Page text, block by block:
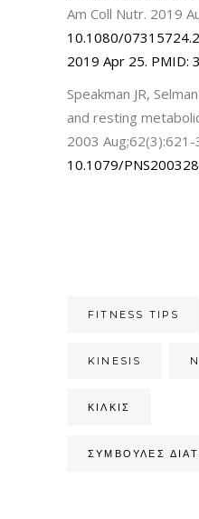
Am Coll Nutr. 2019
10.1080/
2019 Apr 25. PMID:
Speakman JR,
and resting
2003 Aug;62(3):621-
10.1079/
FITNESS TIPS
KINESIS
ΚΙΛΚΊΣ
ΣΥΜΒΟΥΛΈΣ